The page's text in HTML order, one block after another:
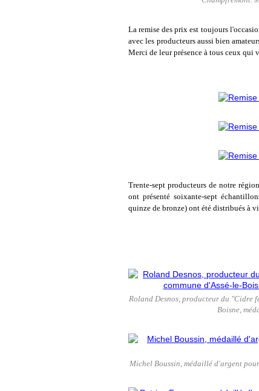
La remise des prix est toujours
avec les producteurs aussi bien
Merci de leur présence à tous ceux qui
Trente-sept producteurs de notre
ont présenté soixante-sept
quinze de bronze) ont été distribués à
Roland Desnos, producteur du "Cidre
Boisne,
Michel Boussin, médaillé d'argent